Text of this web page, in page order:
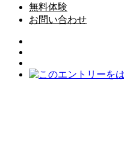
無料体験
お問い合わせ